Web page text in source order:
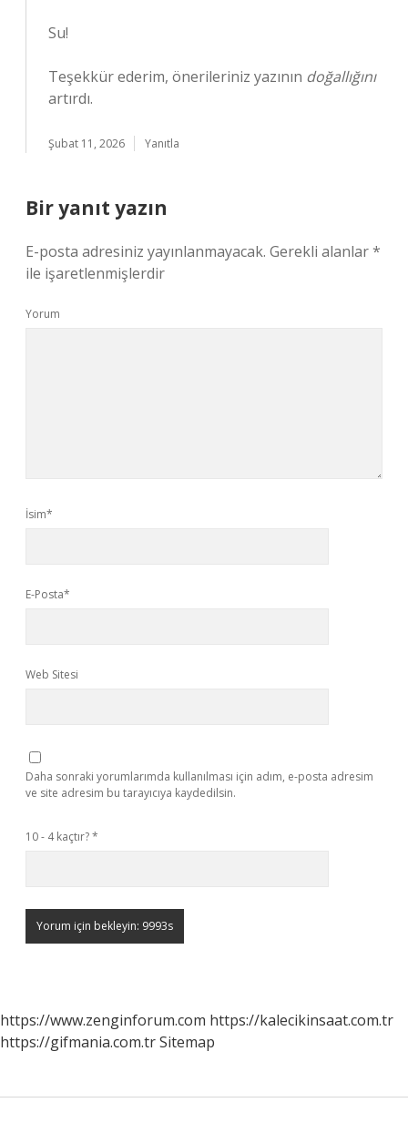
Su!
Teşekkür ederim, önerileriniz yazının doğallığını
artırdı.
Şubat 11, 2026 Yanıtla
Bir yanıt yazın
E-posta adresiniz yayınlanmayacak. Gerekli alanlar*
ile işaretlenmişlerdir
Yorum
İsim*
E-Posta*
Web Sitesi
Daha sonraki yorumlarımda kullanılması için adım, e-posta adresim
ve site adresim bu tarayıcıya kaydedilsin.
10 - 4 kaçtır?*
https://www.zenginforum.com https://kalecikinsaat.com.tr
https://gifmania.com.trSitemap